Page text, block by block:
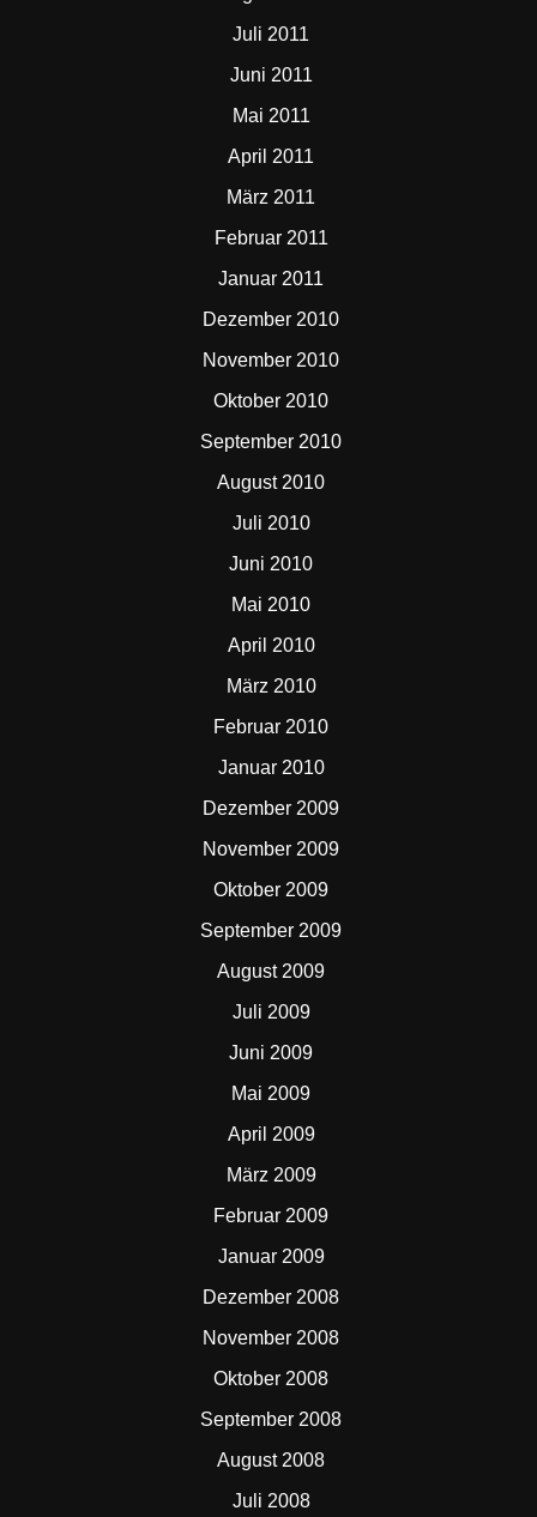
Juli 2011
Juni 2011
Mai 2011
April 2011
März 2011
Februar 2011
Januar 2011
Dezember 2010
November 2010
Oktober 2010
September 2010
August 2010
Juli 2010
Juni 2010
Mai 2010
April 2010
März 2010
Februar 2010
Januar 2010
Dezember 2009
November 2009
Oktober 2009
September 2009
August 2009
Juli 2009
Juni 2009
Mai 2009
April 2009
März 2009
Februar 2009
Januar 2009
Dezember 2008
November 2008
Oktober 2008
September 2008
August 2008
Juli 2008